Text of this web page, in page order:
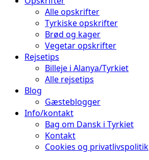
Alle opskrifter
Tyrkiske opskrifter
Brød og kager
Vegetar opskrifter
Rejsetips
Billeje i Alanya/Tyrkiet
Alle rejsetips
Blog
Gæsteblogger
Info/kontakt
Bag om Dansk i Tyrkiet
Kontakt
Cookies og privatlivspolitik